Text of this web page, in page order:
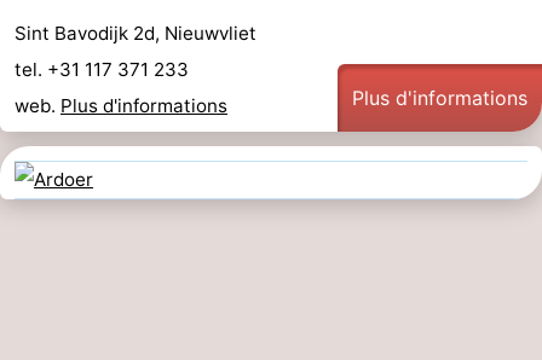
Sint Bavodijk 2d, Nieuwvliet
tel. +31 117 371 233
web. Plus d'informations Plus d'informations